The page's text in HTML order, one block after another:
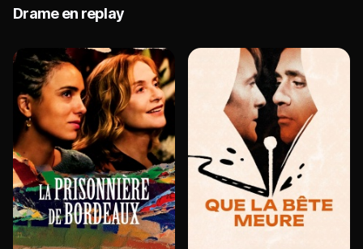
Drame en replay